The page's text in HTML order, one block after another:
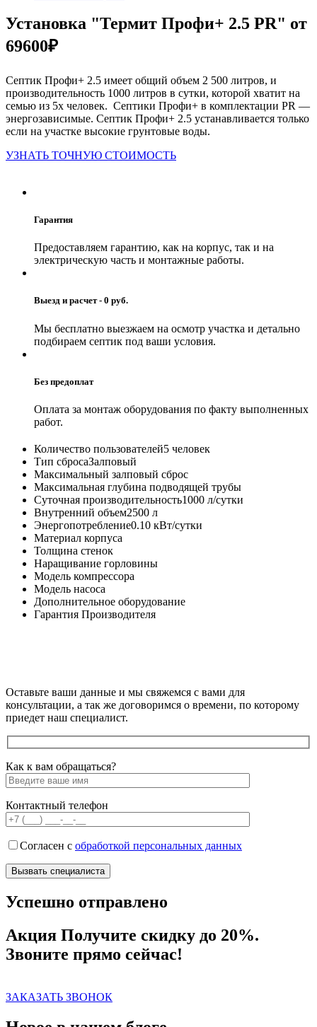
Установка "Термит Профи+ 2.5 PR" от
69600₽
Септик Профи+ 2.5 имеет общий объем 2 500 литров, и
производительность 1000 литров в сутки, которой хватит на
семью из 5х человек. Септики Профи+ в комплектации PR —
энергозависимые. Септик Профи+ 2.5 устанавливается только
если на участке высокие грунтовые воды.
УЗНАТЬ ТОЧНУЮ СТОИМОСТЬ
Гарантия
Предоставляем гарантию, как на корпус, так и на
электрическую часть и монтажные работы.
Выезд и расчет - 0 руб.
Мы бесплатно выезжаем на осмотр участка и детально
подбираем септик под ваши условия.
Без предоплат
Оплата за монтаж оборудования по факту выполненных
работ.
Количество пользователей5 человек
Тип сбросаЗалповый
Максимальный залповый сброс
Максимальная глубина подводящей трубы
Суточная производительность1000 л/сутки
Внутренний объем2500 л
Энергопотребление0.10 кВт/сутки
Материал корпуса
Толщина стенок
Наращивание горловины
Модель компрессора
Модель насоса
Дополнительное оборудование
Гарантия Производителя
Оставьте ваши данные и мы свяжемся с вами для
консультации, а так же договоримся о времени, по которому
приедет наш специалист.
Как к вам обращаться?
Контактный телефон
Согласен с обработкой персональных данных
Успешно отправлено
Акция Получите скидку до 20%.
Звоните прямо сейчас!
ЗАКАЗАТЬ ЗВОНОК